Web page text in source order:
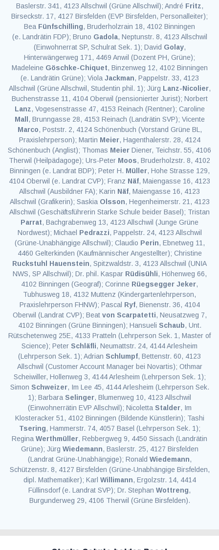
Baslerstr. 341, 4123 Allschwil (Grüne Allschwil); André Fritz,
Birseckstr. 17, 4127 Birsfelden (EVP Birsfelden, Personalleiter);
Bea Fünfschilling, Bruderholzrain 18, 4102 Binningen
(e. Landrätin FDP); Bruno Gadola, Neptunstr. 8, 4123 Allschwil
(Einwohnerrat SP, Schulrat Sek. 1); David Golay,
Hinterwängerweg 171, 4469 Anwil (Dozent PH, Grüne);
Madeleine Göschke-Chiquet, Binzenweg 12, 4102 Binningen
(e. Landrätin Grüne); Viola Jackman, Pappelstr. 33, 4123
Allschwil (Grüne Allschwil, Studentin phil. 1); Jürg Lanz-Nicolier,
Buchenstrasse 11, 4104 Oberwil (pensionierter Jurist); Norbert
Lanz, Vogesenstrasse 47, 4153 Reinach (Rentner); Caroline
Mall , Brunngasse 28, 4153 Reinach (Landrätin SVP); Vicente
Marco, Poststr. 2, 4124 Schönenbuch (Vorstand Grüne BL,
Praxislehrperson); Martin Meier, Hagenthalerstr. 28, 4124
Schönenbuch (Anglist); Thomas Meier Diener, Teichstr. 55, 4106
Therwil (Heilpädagoge); Urs-Peter Moos, Bruderholzstr. 8, 4102
Binningen (e. Landrat BDP); Peter H. Müller, Hohe Strasse 129,
4104 Oberwil (e. Landrat CVP); Franz Näf, Maiengasse 16, 4123
Allschwil (Ausbildner FA); Karin Näf, Maiengasse 16, 4123
Allschwil (Grafikerin); Saskia Olsson, Hegenheimerstr. 21, 4123
Allschwil (Geschäftsführerin Starke Schule beider Basel); Tristan
Parrat, Bachgrabenweg 13, 4123 Allschwil (Junge Grüne
Nordwest); Michael Pedrazzi, Pappelstr. 24, 4123 Allschwil
(Grüne-Unabhängige Allschwil); Claudio Perin, Ebnetweg 11,
4460 Gelterkinden (Kaufmännischer Angestellter); Christine
Ruckstuhl Hauenstein, Spitzwaldstr. 3, 4123 Allschwil (UNIA
NWS, SP Allschwil); Dr. phil. Kaspar Rüdisühli, Höhenweg 66,
4102 Binningen (Geograf); Corinne Rüegsegger Jeker,
Tubhusweg 18, 4132 Muttenz (Kindergartenlehrperson,
Praxislehrperson FHNW); Pascal Ryf, Bienenstr. 36, 4104
Oberwil (Landrat CVP); Beat von Scarpatetti, Neusatzweg 7,
4102 Binningen (Grüne Binningen); Hansueli Schaub, Unt.
Rütschetenweg 25E, 4133 Pratteln (Lehrperson Sek. 1, Master of
Science); Peter Schläfli, Neumattstr. 24, 4144 Arlesheim
(Lehrperson Sek. 1); Adrian Schlumpf, Bettenstr. 60, 4123
Allschwil (Customer Account Manager bei Novartis); Othmar
Scheiwiller, Hollenweg 3, 4144 Arlesheim (Lehrperson Sek. 1);
Simon Schweizer, Im Lee 45, 4144 Arlesheim (Lehrperson Sek.
1); Barbara Selinger, Blumenweg 10, 4123 Allschwil
(Einwohnerrätin EVP Allschwil); Nicoletta Stalder, Im
Klosteracker 51, 4102 Binningen (Bildende Künstlerin); Tashi
Tsering, Hammerstr. 74, 4057 Basel (Lehrperson Sek. 1);
Regina Werthmüller, Rebbergweg 9, 4450 Sissach (Landrätin
Grüne); Jürg Wiedemann, Baslerstr. 25, 4127 Birsfelden
(Landrat Grüne-Unabhängige); Ronald Wiedemann,
Schützenstr. 8, 4127 Birsfelden (Grüne-Unabhängige Birsfelden,
dipl. Mathematiker); Karl Willimann, Ergolzstr. 14, 4414
Füllinsdorf (e. Landrat SVP); Dr. Stephan Wottreng,
Burgunderweg 29, 4106 Therwil (Grüne Birsfelden).